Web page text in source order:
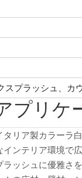
プラッシュ、カ
プリケ
タリア製カラーラ
インテリア環境で
ラッシュに優雅さ